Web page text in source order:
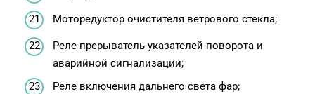
Моторедуктор очистителя ветрового стекла;
Реле-прерыватель указателей поворота и
аварийной сигнализации;
Реле включения дальнего света фар;